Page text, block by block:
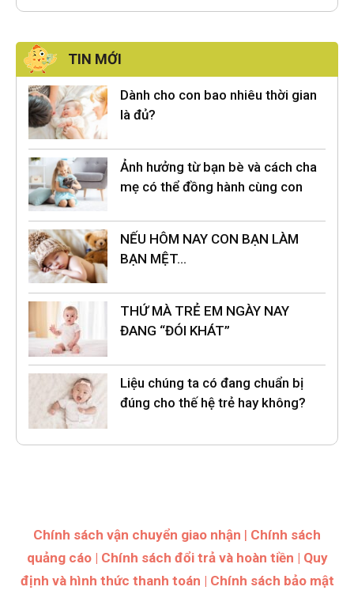
TIN MỚI
Dành cho con bao nhiêu thời gian
là đủ?
Ảnh hưởng từ bạn bè và cách cha
mẹ có thể đồng hành cùng con
NẾU HÔM NAY CON BẠN LÀM
BẠN MỆT…
THỨ MÀ TRẺ EM NGÀY NAY
ĐANG “ĐÓI KHÁT”
Liệu chúng ta có đang chuẩn bị
đúng cho thế hệ trẻ hay không?
Chính sách vận chuyển giao nhận | Chính sách
quảng cáo| Chính sách đổi trả và hoàn tiền | Quy
định và hình thức thanh toán | Chính sách bảo mật